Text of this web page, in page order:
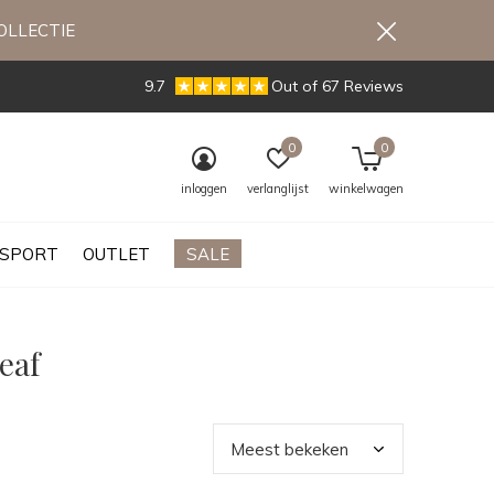
SPORT OUTLET SALE
inloggen verlanglijst
0
winkelwagen
0
9.7 Out of 67 Reviews